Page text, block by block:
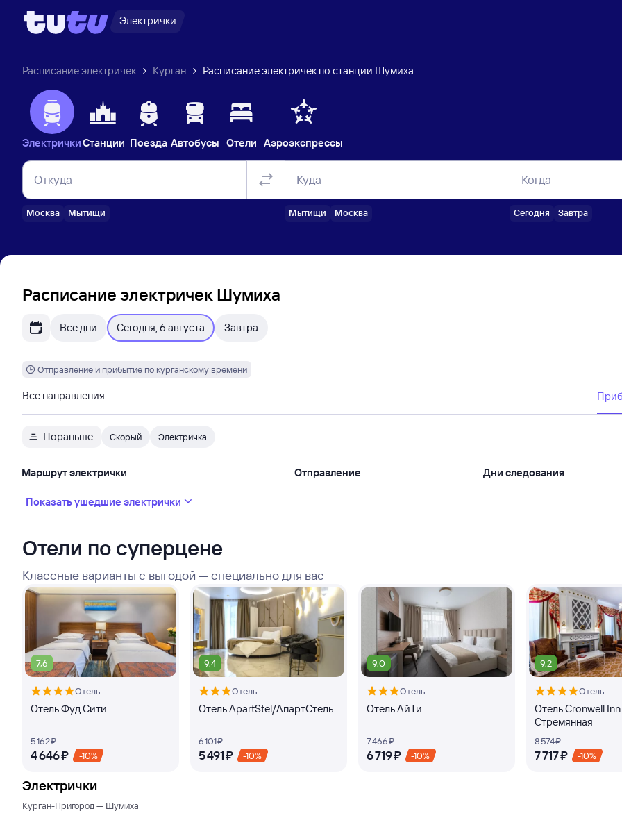
Электрички
Расписание электричек Курган Расписание электричек по станции Шумиха
ЭлектричкиСтанции Поезда Автобусы Отели Аэроэкспрессы
Откуда
Москва Мытищи
Куда
Мытищи Москва
Когда
Сегодня Завтра
Расписание электричек Шумиха
Все дни Сегодня, 6 августа Завтра
Отправление и прибытие по курганскому времени
Все направления
Пораньше Скорый Электричка
Маршрут электрички Отправление Дни следования
Показать ушедшие электрички
Отели по суперцене
Классные варианты с выгодой — специально для вас
7,6
Отель
Отель Фуд Сити
5 ⁠162 ⁠₽
4 ⁠646 ⁠₽ -10%
9,4
Отель
Отель ApartStel/АпартСтель
6 ⁠101 ⁠₽
5 ⁠491 ⁠₽ -10%
9,0
Отель
Отель АйТи
7 ⁠466 ⁠₽
6 ⁠719 ⁠₽ -10%
9,2
Отель
Отель Cronwell Inn
Стремянная
8 ⁠574 ⁠₽
7 ⁠717 ⁠₽ -10%
Электрички
Курган-Пригород — Шумиха